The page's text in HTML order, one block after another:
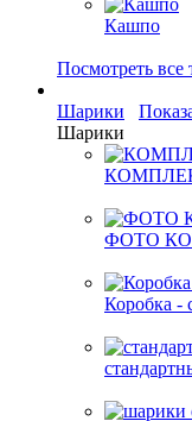
Кашпо
Посмотреть все
Шарики
Шарики
ФОТО
Коробка -